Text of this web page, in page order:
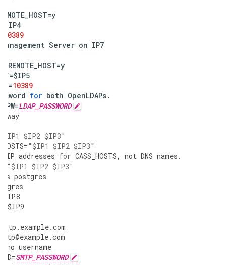
=y
$IP4
10389
Management Server on IP7
=y
=$IP5
=10389
for both OpenLDAPs.
=LDAP_PASSWORD
$IP2 $IP3"
="$IP1 $IP2 $IP3"
IP addresses for CASS_HOSTS, not DNS names .
"$IP1 $IP2 $IP3"
is postgres
$IP8
$IP9
smtp . example.com
@example.com
no username
=SMTP_PASSWORD